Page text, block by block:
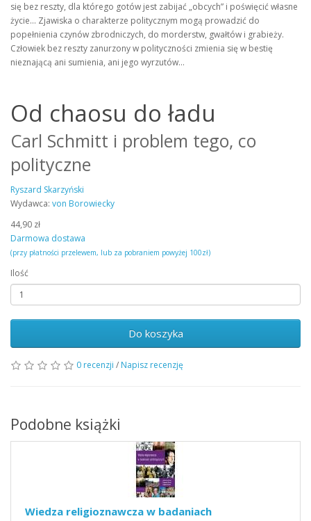
się bez reszty, dla którego gotów jest zabijać „obcych” i poświęcić własne
życie… Zjawiska o charakterze politycznym mogą prowadzić do
popełnienia czynów zbrodniczych, do morderstw, gwałtów i grabieży.
Człowiek bez reszty zanurzony w polityczności zmienia się w bestię
nieznającą ani sumienia, ani jego wyrzutów…
Od chaosu do ładu
Carl Schmitt i problem tego, co
polityczne
Ryszard Skarzyński
Wydawca: von Borowiecky
44,90 zł
Darmowa dostawa
(przy płatności przelewem, lub za pobraniem powyżej 100zł)
Ilość
Do koszyka
0 recenzji / Napisz recenzję
Podobne książki
Wiedza religioznawcza w badaniach